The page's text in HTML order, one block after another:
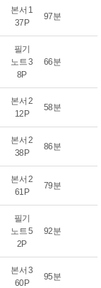
본서 1
37P
97분
필기
노트 3
8P
66분
본서 2
12P
58분
본서 2
38P
86분
본서 2
61P
79분
필기
노트 5
2P
92분
본서 3
60P
95분